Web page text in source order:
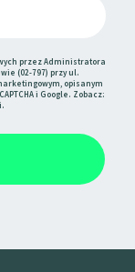
przez Administratora
(02-797) przy ul.
opisanym
i Google. Zobacz: